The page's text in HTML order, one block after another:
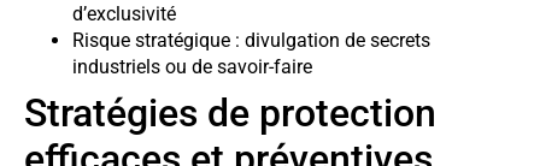
d’exclusivité
Risque stratégique : divulgation de secrets
industriels ou de savoir-faire
Stratégies de protection